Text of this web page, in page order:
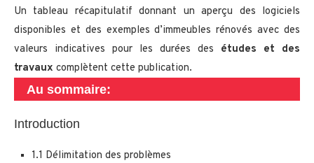
Un tableau récapitulatif donnant un aperçu des logiciels
disponibles et des exemples d’immeubles rénovés avec des
valeurs indicatives pour les durées des études et des
travaux complètent cette publication.
Au sommaire:
Introduction
1.1 Délimitation des problèmes